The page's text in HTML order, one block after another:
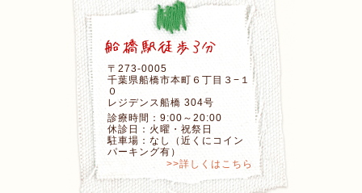
〒273-0005
千葉県船橋市本町６丁目３−１
０
レジデンス船橋 304号
診療時間：9:00～20:00
休診日：火曜・祝祭日
駐車場：なし（近くにコイン
パーキング有）
>>詳しくはこちら